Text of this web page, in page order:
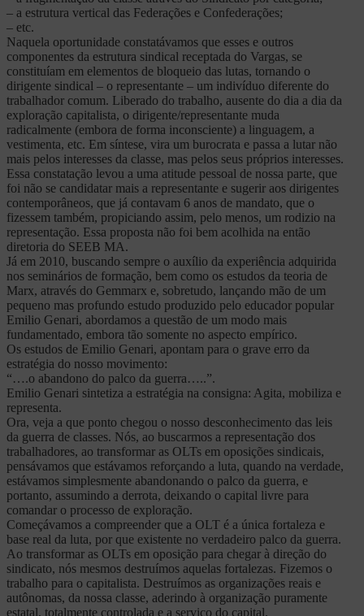
– a estrutura vertical das Federações e Confederações;
– etc.
Naquela oportunidade constatávamos que esses e outros
componentes da estrutura sindical receptada do Vargas, se
constituíam em elementos de bloqueio das lutas, tornando o
dirigente sindical – o representante – um indivíduo diferente do
trabalhador comum. Liberado do trabalho, ausente do dia a dia da
exploração capitalista, o dirigente/representante muda
radicalmente (embora de forma inconsciente) a linguagem, a
vestimenta, etc. Em síntese, vira um burocrata e passa a lutar não
mais pelos interesses da classe, mas pelos seus próprios interesses.
Essa constatação levou a uma atitude pessoal de nossa parte, que
foi não se candidatar mais a representante e sugerir aos dirigentes
contemporâneos, que já contavam 6 anos de mandato, que o
fizessem também, propiciando assim, pelo menos, um rodizio na
representação. Essa proposta não foi bem acolhida na então
diretoria do SEEB MA.
Já em 2010, buscando sempre o auxílio da experiência adquirida
nos seminários de formação, bem como os estudos da teoria de
Marx, através do Gemmarx e, sobretudo, lançando mão de um
pequeno mas profundo estudo produzido pelo educador popular
Emilio Genari, abordamos a questão de um modo mais
fundamentado, embora tão somente no aspecto empírico.
Os estudos de Emilio Genari, apontam para o grave erro da
estratégia do nosso movimento:
“….o abandono do palco da guerra…..”.
Emilio Genari sintetiza a estratégia na consigna: Agita, mobiliza e
representa.
Ora, veja a que ponto chegou o nosso desconhecimento das leis
da guerra de classes. Nós, ao buscarmos a representação dos
trabalhadores, ao transformar as OLTs em oposições sindicais,
pensávamos que estávamos reforçando a luta, quando na verdade,
estávamos simplesmente abandonando o palco da guerra, e
portanto, assumindo a derrota, deixando o capital livre para
comandar o processo de exploração.
Começávamos a compreender que a OLT é a única fortaleza e
base real da luta, por que existente no verdadeiro palco da guerra.
Ao transformar as OLTs em oposição para chegar à direção do
sindicato, nós mesmos destruímos aquelas fortalezas. Fizemos o
trabalho para o capitalista. Destruímos as organizações reais e
autônomas, da nossa classe, aderindo à organização puramente
estatal, totalmente controlada e a serviço do capital.